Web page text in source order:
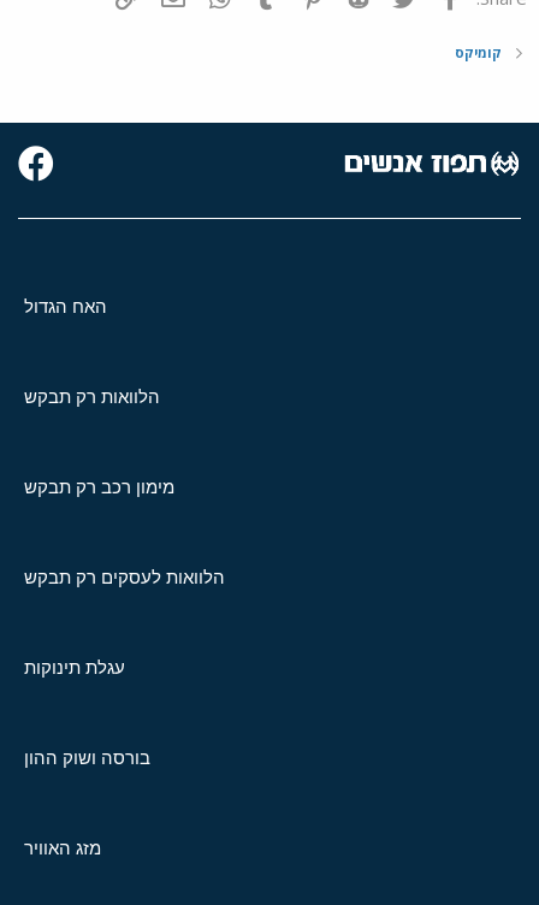
קומיקס
האח הגדול
הלוואות רק תבקש
מימון רכב רק תבקש
הלוואות לעסקים רק תבקש
עגלת תינוקות
בורסה ושוק ההון
מזג האוויר